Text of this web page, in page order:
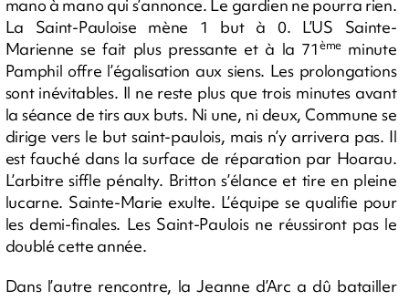
mano à mano qui s’annonce. Le gardien ne pourra rien.
La Saint-Pauloise mène 1 but à 0. L’US Sainte-
Marienne se fait plus pressante et à la 71èmeminute
Pamphil offre l’égalisation aux siens. Les prolongations
sont inévitables. Il ne reste plus que trois minutes avant
la séance de tirs aux buts. Ni une, ni deux, Commune se
dirige vers le but saint-paulois, mais n’y arrivera pas. Il
est fauché dans la surface de réparation par Hoarau.
L’arbitre siffle pénalty. Britton s’élance et tire en pleine
lucarne. Sainte-Marie exulte. L’équipe se qualifie pour
les demi-finales. Les Saint-Paulois ne réussiront pas le
doublé cette année.
Dans l’autre rencontre, la Jeanne d’Arc a dû batailler